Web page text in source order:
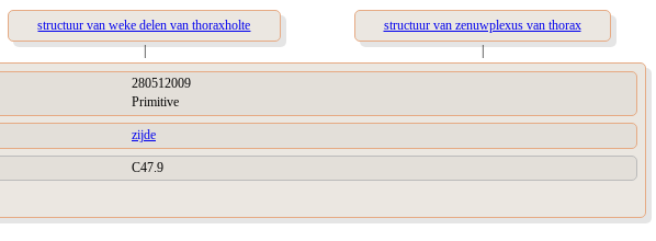
structuur van weke delen van thoraxholte
structuur van zenuwplexus van thorax
| |
280512009
Primitive
zijde
C47.9